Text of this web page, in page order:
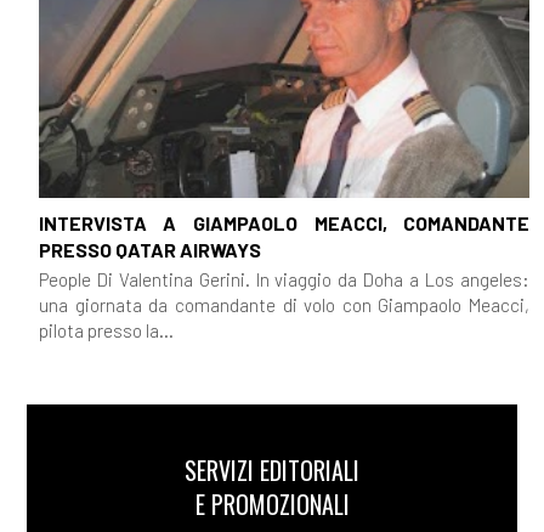
INTERVISTA A GIAMPAOLO MEACCI, COMANDANTE
PRESSO QATAR AIRWAYS
People Di Valentina Gerini. In viaggio da Doha a Los angeles:
una giornata da comandante di volo con Giampaolo Meacci,
pilota presso la...
SERVIZI EDITORIALI
E PROMOZIONALI